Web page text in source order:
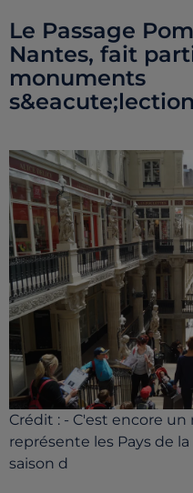
Le Passage
Nantes, fait
monuments
Crédit : - C'est encore
représente les Pays de
saison d